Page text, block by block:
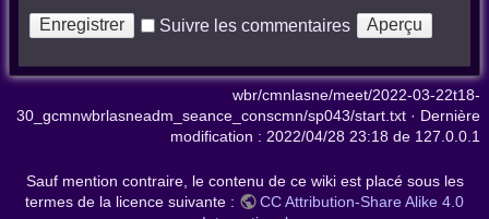
Suivre les commentaires
wbr/cmnlasne/meet/2022-03-22t18-
30_gcmnwbrlasneadm_seance_conscmn/sp043/start.txt · Dernière
modification : 2022/04/28 23:18 de 127.0.0.1
Sauf mention contraire, le contenu de ce wiki est placé sous les
termes de la licence suivante :
CC Attribution-Share Alike 4.0